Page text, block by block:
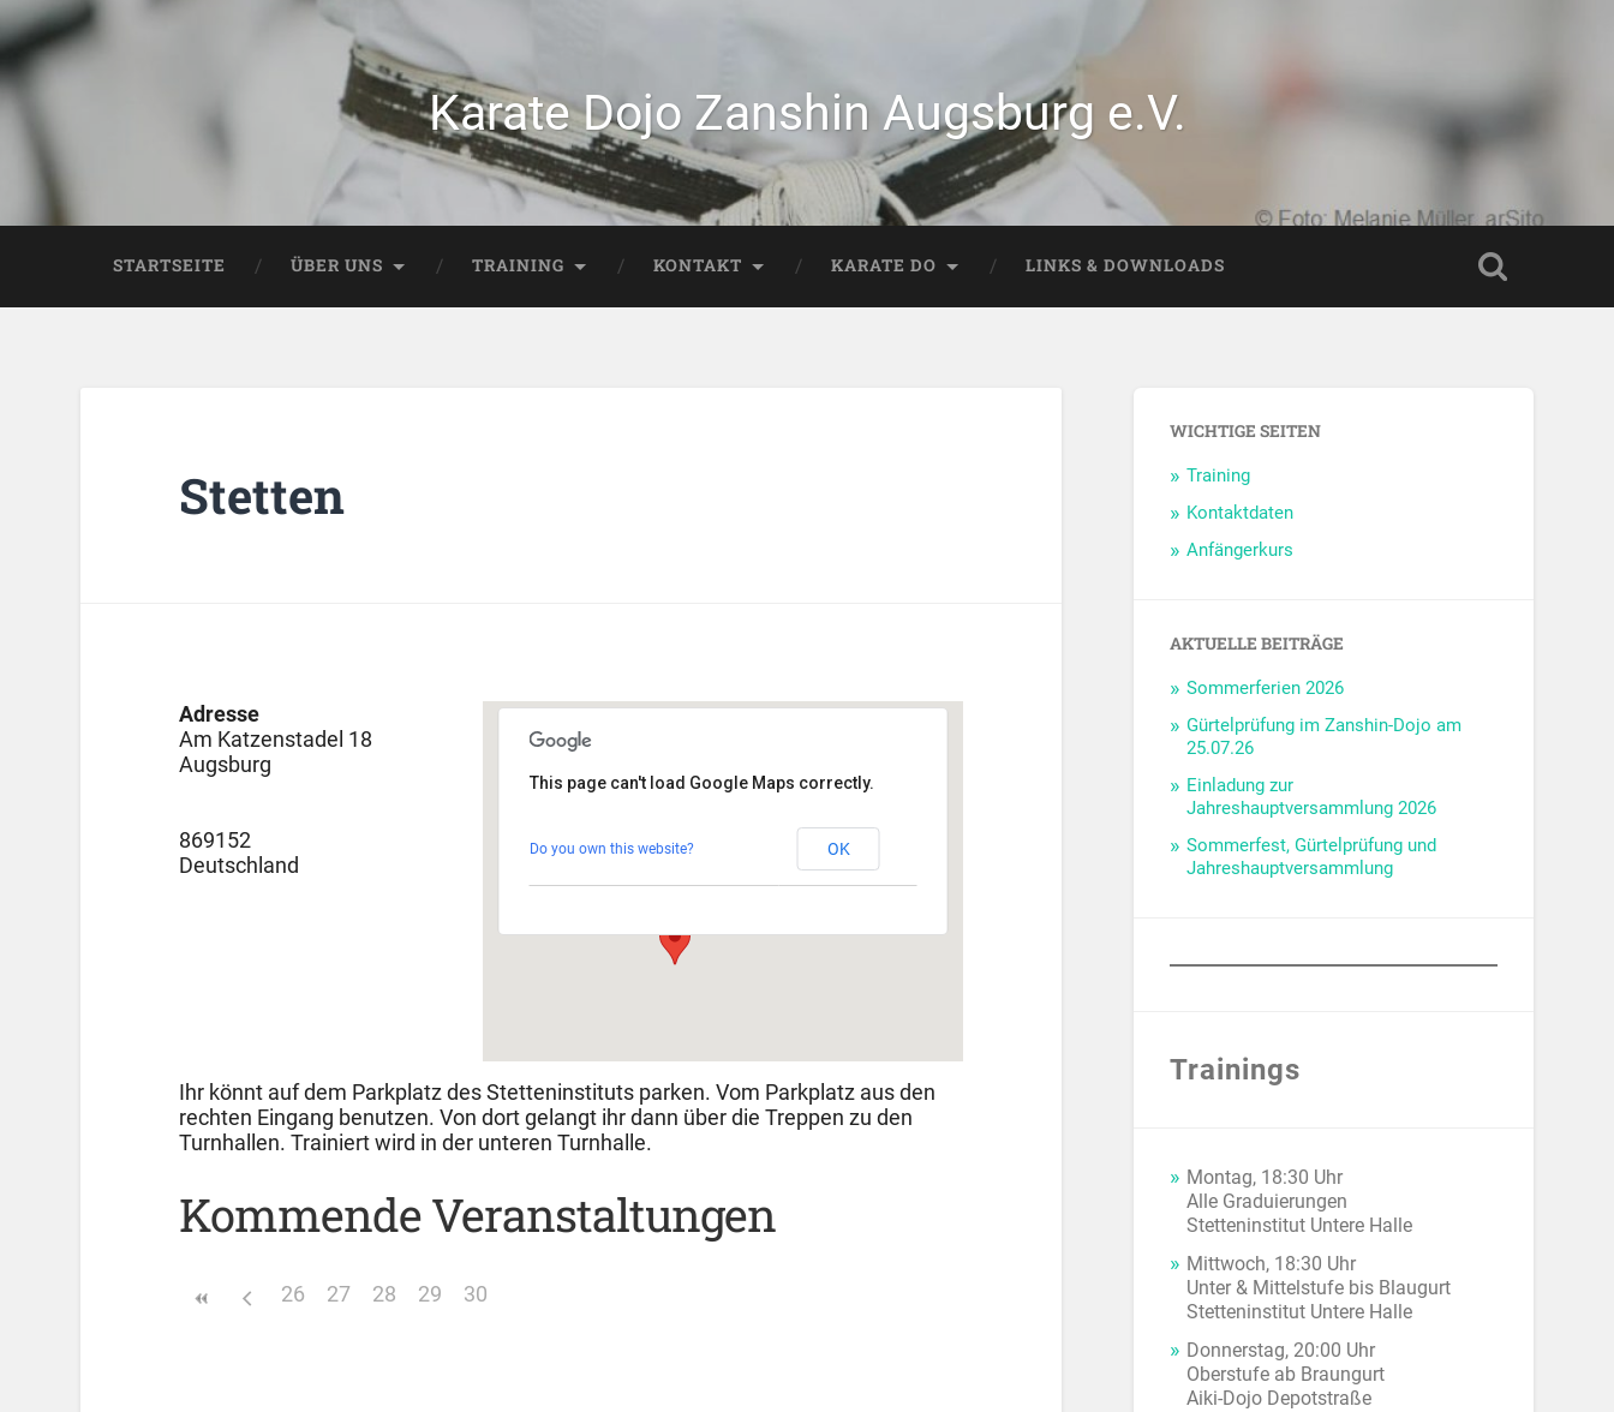
Karate Dojo Zanshin Augsburg e.V.
STARTSEITE ÜBER UNS TRAINING KONTAKT KARATE DO LINKS & DOWNLOADS
Stetten
Veranstaltungen
This page can't load Google Maps correctly.
Do you own this website? OK
Adresse
Am Katzenstadel 18
Augsburg
869152
Deutschland
Ihr könnt auf dem Parkplatz des Stetteninstituts parken. Vom Parkplatz aus den
rechten Eingang benutzen. Von dort gelangt ihr dann über die Treppen zu den
Turnhallen. Trainiert wird in der unteren Turnhalle.
Kommende Veranstaltungen
26 27 28 29 30
WICHTIGE SEITEN
Training
Kontaktdaten
Anfängerkurs
AKTUELLE BEITRÄGE
Sommerferien 2026
Gürtelprüfung im Zanshin-Dojo am
25.07.26
Einladung zur
Jahreshauptversammlung 2026
Sommerfest, Gürtelprüfung und
Jahreshauptversammlung
Trainings
Montag, 18:30 Uhr
Alle Graduierungen
Stetteninstitut Untere Halle
Mittwoch, 18:30 Uhr
Unter & Mittelstufe bis Blaugurt
Stetteninstitut Untere Halle
Donnerstag, 20:00 Uhr
Oberstufe ab Braungurt
Aiki-Dojo Depotstraße